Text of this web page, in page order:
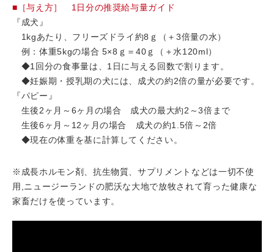
■［与え方］ 1日分の推奨給与量ガイド
『成犬』
1kgあたり、フリーズドライ約8ｇ（＋3倍量の水）
例：体重5kgの場合 5×8ｇ＝40ｇ（＋水120ml）
◆1回分の食事量は、1日に与える回数で割ります。
◆妊娠期・授乳期の犬には、成犬の約2倍の量が必要です。
『パピー』
生後2ヶ月～6ヶ月の場合 成犬の最大約2～3倍まで
生後6ヶ月～12ヶ月の場合 成犬の約1.5倍～2倍
◆現在の体重を基に計算してください。
※成長ホルモン剤、抗生物質、サプリメントなどは一切不使
用,ニュージーランドの肥沃な大地で放牧されて育った健康な
家畜だけを使っています。